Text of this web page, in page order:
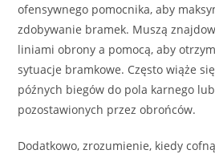
ofensywnego pomocnika, aby
zdobywanie bramek. Muszą
liniami obrony a pomocą, aby
sytuacje bramkowe. Często wiąże
późnych biegów do pola karnego
pozostawionych przez obrońców.
Dodatkowo, zrozumienie, kiedy